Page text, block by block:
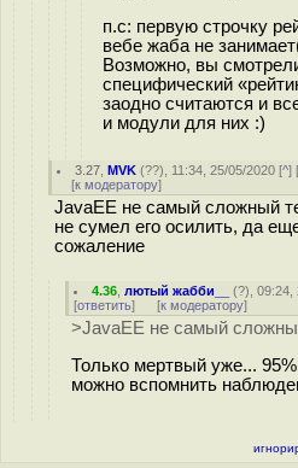
п.с: первую строчку
вебе жаба не
Возможно, вы
специфический
заодно считаются и
и модули для них :)
3.27 ,MVK (??), 11:34, 25/05/2020 [^]
[к модератору]
JavaEE не самый сложный
не сумел его осилить, да
сожаление
4.36 ,лютый жабби__ (?), 09:24,
[ответить] [к модератору]
>JavaEE не самый
Только мертвый уже...
можно вспомнить